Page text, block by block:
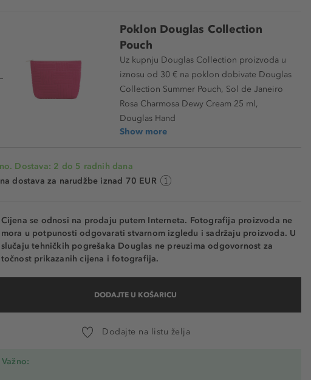
Poklon Douglas Collection
Pouch
Uz kupnju Douglas Collection proizvoda u
iznosu od 30 € na poklon dobivate Douglas
Collection Summer Pouch, Sol de Janeiro
Rosa Charmosa Dewy Cream 25 ml,
Douglas Hand
Show more
Dostava: 2 do 5 radnih dana
dostava za narudžbe iznad 70 EUR
Cijena se odnosi na prodaju putem Interneta. Fotografija proizvoda ne
mora u potpunosti odgovarati stvarnom izgledu i sadržaju proizvoda. U
slučaju tehničkih pogrešaka Douglas ne preuzima odgovornost za
točnost prikazanih cijena i fotografija.
DODAJTE U KOŠARICU
Dodajte na listu želja
Važno: